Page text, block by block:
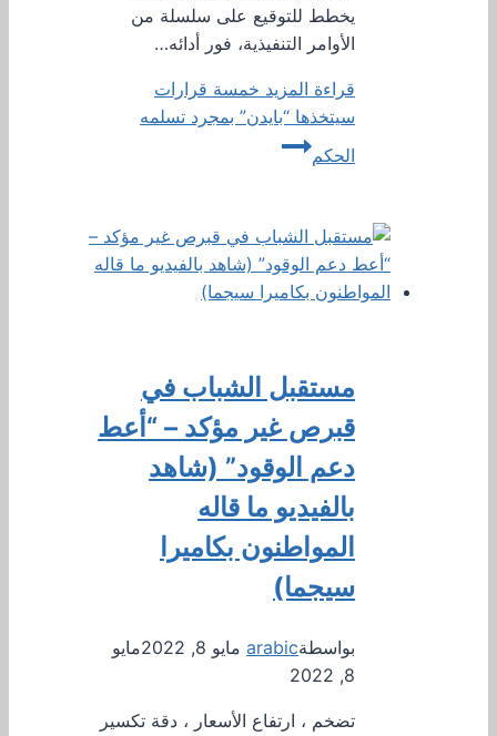
يخطط للتوقيع على سلسلة من
الأوامر التنفيذية، فور أدائه…
قراءة المزيد خمسة قرارات
سيتخذها “بايدن” بمجرد تسلمه
الحكم
مستقبل الشباب في
قبرص غير مؤكد – “أعط
دعم الوقود” (شاهد
بالفيديو ما قاله
المواطنون بكاميرا
سيجما)
بواسطةarabic مايو 8, 2022
مايو
8, 2022
تضخم ، ارتفاع الأسعار ، دقة تكسير